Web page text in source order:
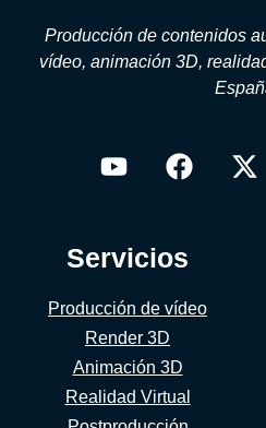
Producción de contenidos
vídeo, animación 3D,
Servicios
Producción de vídeo
Render 3D
Animación 3D
Realidad Virtual